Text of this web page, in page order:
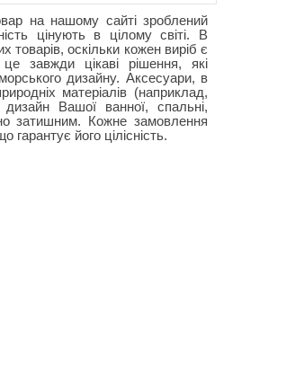
на нашому сайті зроблений
цінують в цілому світі. В
товарів, оскільки кожен виріб є
завжди цікаві рішення, які
дизайну. Аксесуари, в
матеріалів (наприклад,
Вашої ванної, спальні,
затишним. Кожне замовлення
гарантує його цілісність.